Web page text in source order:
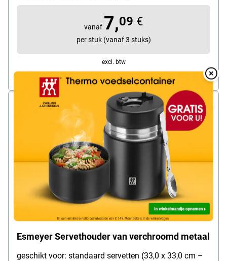
Overlay
vanaf 7,09 €
per stuk (vanaf 3 stuks)
excl. btw
Onmiddellijk leverbaar. Levertijd: 1 dag
Esmeyer Servethouder van verchroomd metaal
geschikt voor: standaard servetten (33,0 x 33,0 cm –